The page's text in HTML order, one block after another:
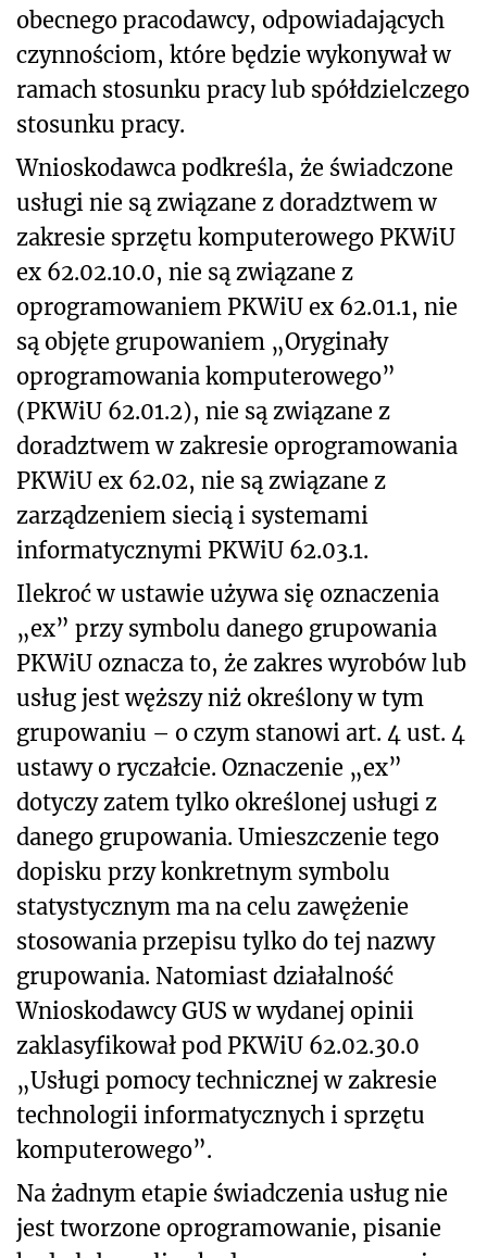
obecnego pracodawcy, odpowiadających
czynnościom, które będzie wykonywał w
ramach stosunku pracy lub spółdzielczego
stosunku pracy.
Wnioskodawca podkreśla, że świadczone
usługi nie są związane z doradztwem w
zakresie sprzętu komputerowego PKWiU
ex 62.02.10.0, nie są związane z
oprogramowaniem PKWiU ex 62.01.1, nie
są objęte grupowaniem „Oryginały
oprogramowania komputerowego”
(PKWiU 62.01.2), nie są związane z
doradztwem w zakresie oprogramowania
PKWiU ex 62.02, nie są związane z
zarządzeniem siecią i systemami
informatycznymi PKWiU 62.03.1.
Ilekroć w ustawie używa się oznaczenia
„ex” przy symbolu danego grupowania
PKWiU oznacza to, że zakres wyrobów lub
usług jest węższy niż określony w tym
grupowaniu – o czym stanowi art. 4 ust. 4
ustawy o ryczałcie. Oznaczenie „ex”
dotyczy zatem tylko określonej usługi z
danego grupowania. Umieszczenie tego
dopisku przy konkretnym symbolu
statystycznym ma na celu zawężenie
stosowania przepisu tylko do tej nazwy
grupowania. Natomiast działalność
Wnioskodawcy GUS w wydanej opinii
zaklasyfikował pod PKWiU 62.02.30.0
„Usługi pomocy technicznej w zakresie
technologii informatycznych i sprzętu
komputerowego”.
Na żadnym etapie świadczenia usług nie
jest tworzone oprogramowanie, pisanie